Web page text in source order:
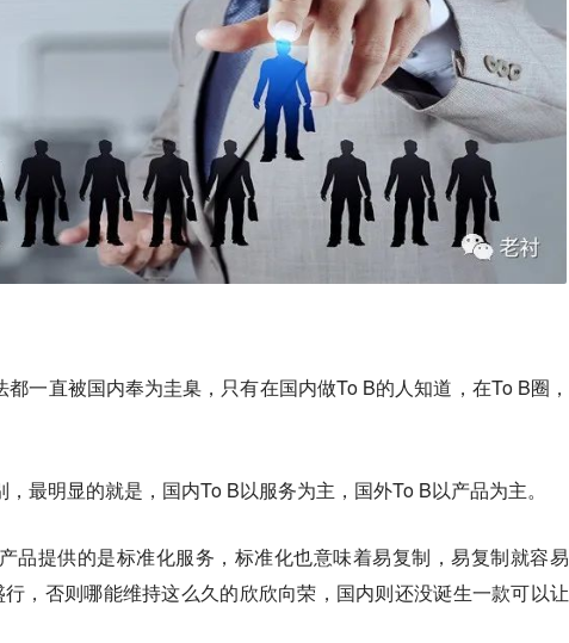
一直被国内奉为圭臬，只有在国内做To B的人知道，在To B圈，
最明显的就是，国内To B以服务为主，国外To B以产品为主。
品提供的是标准化服务，标准化也意味着易复制，易复制就容易
行，否则哪能维持这么久的欣欣向荣，国内则还没诞生一款可以让